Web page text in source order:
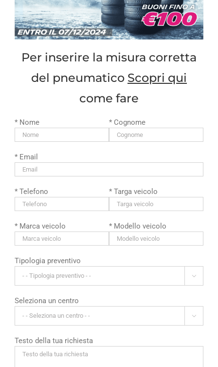
Per inserire la misura corretta
del pneumatico Scopri qui
come fare
* Nome * Cognome
* Email
* Telefono * Targa veicolo
* Marca veicolo * Modello veicolo
Tipologia preventivo

Seleziona un centro

Testo della tua richiesta